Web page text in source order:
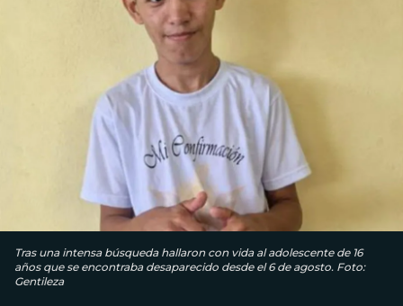
Tras una intensa búsqueda hallaron con vida al adolescente de 16
años que se encontraba desaparecido desde el 6 de agosto. Foto:
Gentileza